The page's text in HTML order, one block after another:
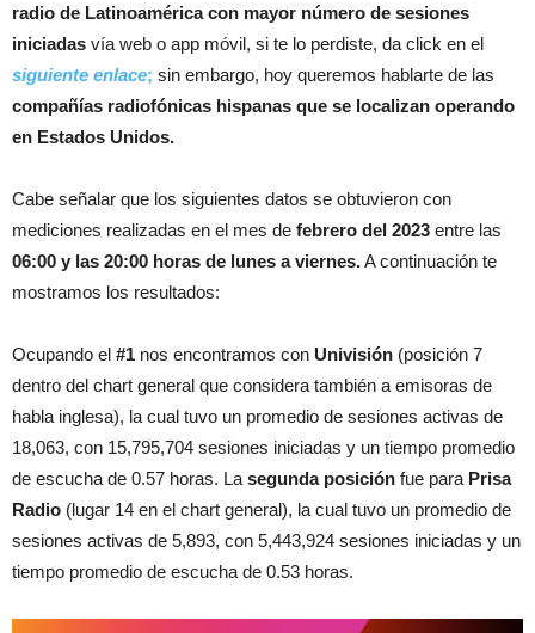
radio de Latinoamérica con mayor número de sesiones
iniciadas vía web o app móvil, si te lo perdiste, da click en el
siguiente enlace; sin embargo, hoy queremos hablarte de las
compañías radiofónicas hispanas que se localizan operando
en Estados Unidos.
Cabe señalar que los siguientes datos se obtuvieron con
mediciones realizadas en el mes de febrero del 2023 entre las
06:00 y las 20:00 horas de lunes a viernes.A continuación te
mostramos los resultados:
Ocupando el #1 nos encontramos con Univisión (posición 7
dentro del chart general que considera también a emisoras de
habla inglesa), la cual tuvo un promedio de sesiones activas de
18,063, con 15,795,704 sesiones iniciadas y un tiempo promedio
de escucha de 0.57 horas. La segunda posición fue para Prisa
Radio (lugar 14 en el chart general), la cual tuvo un promedio de
sesiones activas de 5,893, con 5,443,924 sesiones iniciadas y un
tiempo promedio de escucha de 0.53 horas.